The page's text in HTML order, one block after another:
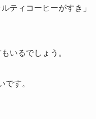
ティコーヒーがすき」
いるでしょう。
です。